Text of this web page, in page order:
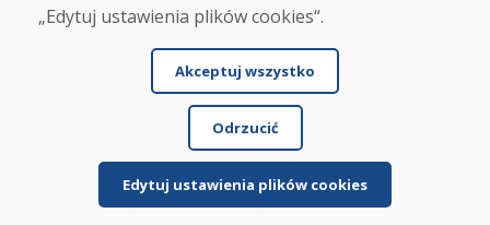
© DOMIVOSPORT 2026, wszystkie prawa zastrzeżone
„Edytuj ustawienia plików cookies“.
Akceptuj wszystko
Odrzucić
Edytuj ustawienia plików cookies